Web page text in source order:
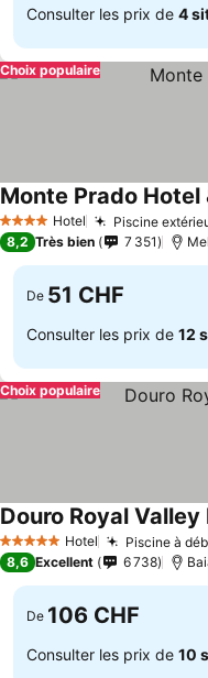
Consulter les prix de 4
Choix populaire
4 Étoiles Hotel Piscine
Monte Prado Hotel
8,2 Très bien 7 351
De 51 CHF
Consulter les prix de 12
Choix populaire
5 Étoiles Hotel Piscine à
Douro Royal Valley
8,6 Excellent 6 738
De 106 CHF
Consulter les prix de 10